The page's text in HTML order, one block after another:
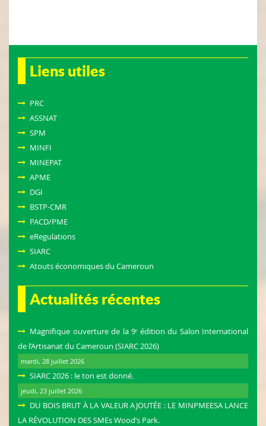
Liens utiles
PRC
ASSNAT
SPM
MINFI
MINEPAT
APME
DGI
BSTP-CMR
PACD/PME
eRegulations
SIARC
Atouts économiques du Cameroun
Actualités récentes
Magnifique ouverture de la 9ᵉ édition du Salon International
de l’Artisanat du Cameroun (SIARC 2026)
mardi, 28 juillet 2026
SIARC 2026 : le ton est donné.
jeudi, 23 juillet 2026
DU BOIS BRUT À LA VALEUR AJOUTÉE : LE MINPMEESA LANCE
LA RÉVOLUTION DES SMEs Wood’s Park.